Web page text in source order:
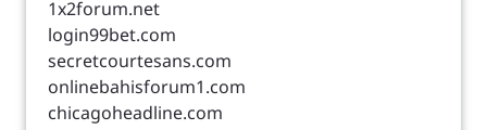
1x2forum.net
login99bet.com
secretcourtesans.com
onlinebahisforum1.com
chicagoheadline.com